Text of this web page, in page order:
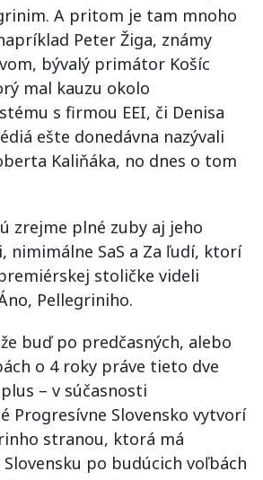
A pritom je tam mnoho
Peter Žiga, známy
bývalý primátor Košíc
mal kauzu okolo
s firmou EEI, či Denisa
ešte donedávna nazývali
Kaliňáka, no dnes o tom
zrejme plné zuby aj jeho
nimimálne SaS a Za ľudí, ktorí
stoličke videli
Pellegriniho.
buď po predčasných, alebo
o 4 roky práve tieto dve
– v súčasnosti
Progresívne Slovensko vytvorí
stranou, ktorá má
po budúcich voľbách